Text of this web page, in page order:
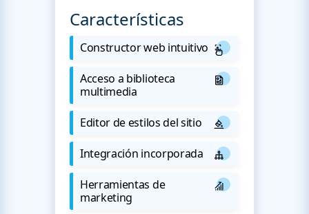
Características
Constructor web intuitivo
Acceso a biblioteca
multimedia
Editor de estilos del sitio
Integración incorporada
Herramientas de
marketing